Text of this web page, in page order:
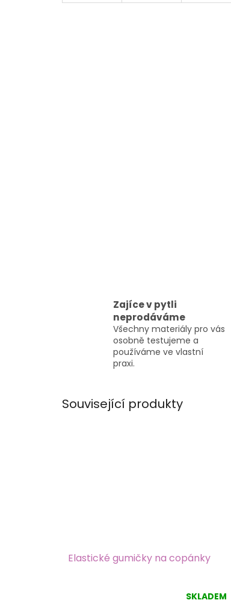
Zajíce v pytli
neprodáváme
Všechny materiály pro vás
osobně testujeme a
používáme ve vlastní
praxi.
Související produkty
Elastické gumičky na copánky
SKLADEM